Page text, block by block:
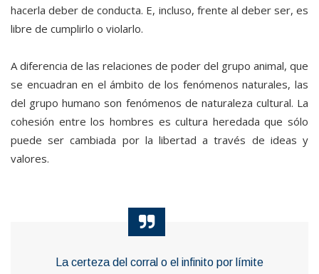
hacerla deber de conducta. E, incluso, frente al deber ser, es
libre de cumplirlo o violarlo.
A diferencia de las relaciones de poder del grupo animal, que
se encuadran en el ámbito de los fenómenos naturales, las
del grupo humano son fenómenos de naturaleza cultural. La
cohesión entre los hombres es cultura heredada que sólo
puede ser cambiada por la libertad a través de ideas y
valores.
La certeza del corral o el infinito por límite